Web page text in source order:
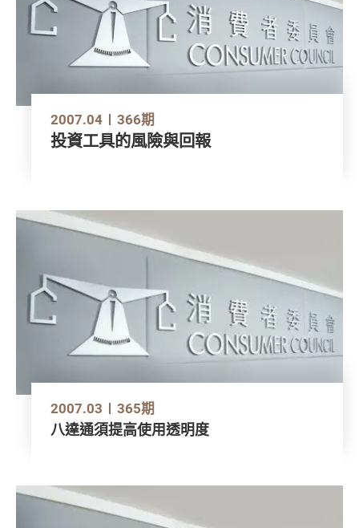
2007.04 366期
投資工具的風險與回報
2007.03 365期
八達通須提高使用透明度